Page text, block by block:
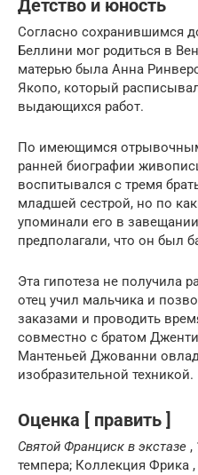
Детство и юность
Согласно сохранившимся
Беллини мог родиться в
матерью была Анна
Якопо, который
выдающихся работ.
По имеющимся
ранней биографии
воспитывался с тремя
младшей сестрой, но по
упоминали его в
предполагали, что он был
Эта гипотеза не получила
отец учил мальчика и
заказами и проводить
совместно с братом
Мантеньей Джованни
изобразительной техникой.
Оценка [ править ]
Святой Франциск в экстазе ,
темпера; Коллекция Фрика